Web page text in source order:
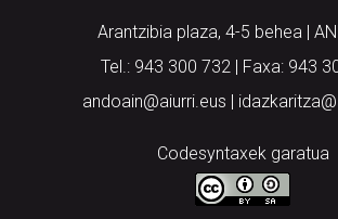
Arantzibia plaza, 4-5 behea |
Tel.: 943 300 732 | Faxa: 943
andoain@aiurri.eus |
Codesyntaxek garatua